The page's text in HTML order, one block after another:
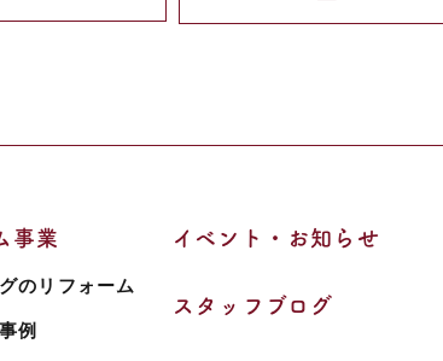
事業
のリフォーム
例
イベント・お知らせ
スタッフブログ